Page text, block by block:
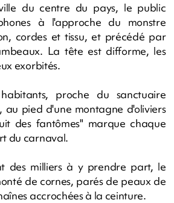
du centre du pays, le public
à l'approche du monstre
cordes et tissu, et précédé par
La tête est difforme, les
exorbités.
proche du sanctuaire
au pied d'une montagne d'oliviers
des fantômes" marque chaque
du carnaval.
des milliers à y prendre part, le
de cornes, parés de peaux de
accrochées à la ceinture.